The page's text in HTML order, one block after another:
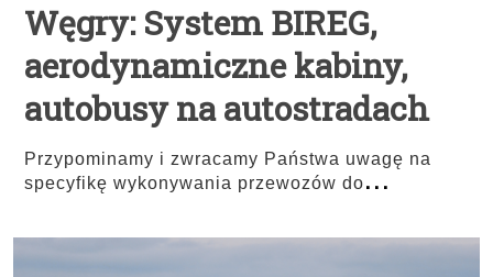
Węgry: System BIREG,
aerodynamiczne kabiny,
autobusy na autostradach
Przypominamy i zwracamy Państwa uwagę na
specyfikę wykonywania przewozów do...